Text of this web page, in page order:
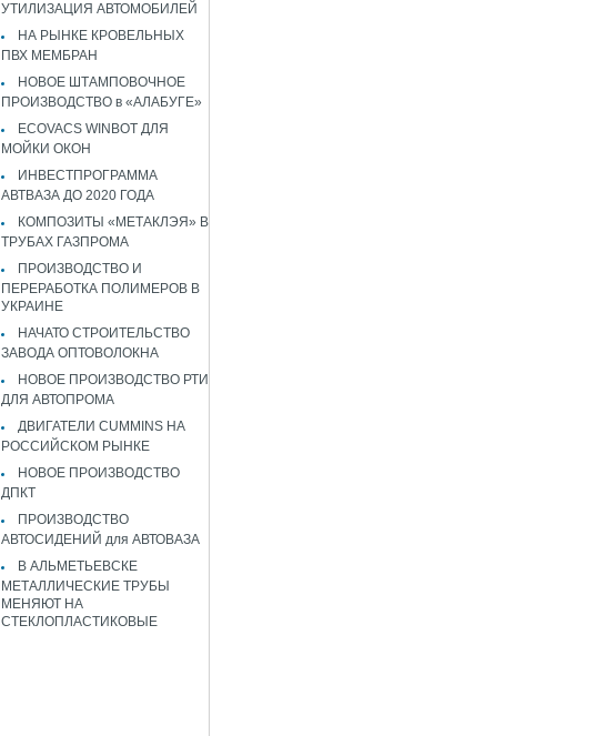
УТИЛИЗАЦИЯ АВТОМОБИЛЕЙ
НА РЫНКЕ КРОВЕЛЬНЫХ
ПВХ МЕМБРАН
НОВОЕ ШТАМПОВОЧНОЕ
ПРОИЗВОДСТВО в «АЛАБУГЕ»
ECOVACS WINBOT ДЛЯ
МОЙКИ ОКОН
ИНВЕСТПРОГРАММА
АВТВАЗА ДО 2020 ГОДА
КОМПОЗИТЫ «МЕТАКЛЭЯ» В
ТРУБАХ ГАЗПРОМА
ПРОИЗВОДСТВО И
ПЕРЕРАБОТКА ПОЛИМЕРОВ В
УКРАИНЕ
НАЧАТО СТРОИТЕЛЬСТВО
ЗАВОДА ОПТОВОЛОКНА
НОВОЕ ПРОИЗВОДСТВО РТИ
ДЛЯ АВТОПРОМА
ДВИГАТЕЛИ CUMMINS НА
РОССИЙСКОМ РЫНКЕ
НОВОЕ ПРОИЗВОДСТВО
ДПКТ
ПРОИЗВОДСТВО
АВТОСИДЕНИЙ для АВТОВАЗА
В АЛЬМЕТЬЕВСКЕ
МЕТАЛЛИЧЕСКИЕ ТРУБЫ
МЕНЯЮТ НА
СТЕКЛОПЛАСТИКОВЫЕ